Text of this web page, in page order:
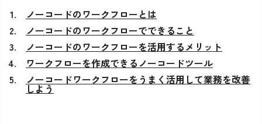
ノーコードのワークフローとは
ノーコードのワークフローでできること
ノーコードのワークフローを活用するメリット
ワークフローを作成できるノーコードツール
ノーコードワークフローをうまく活用して業務を改善
しよう